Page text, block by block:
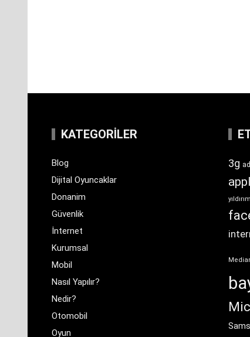
KATEGORILER
Blog
Dijital Oyuncaklar
Donanim
Güvenlik
İnternet
Kurumsal
Mobil
Nasıl Yapılır?
Nedir?
Otomobil
Oyun
3g
yıldırım